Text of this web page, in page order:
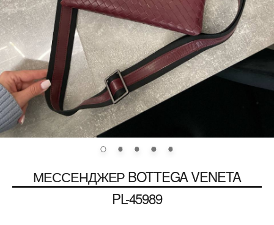
МЕССЕНДЖЕРBOTTEGA VENETA
PL-45989